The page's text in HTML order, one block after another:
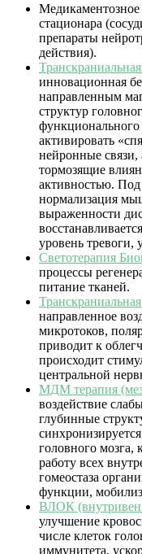
Медикаментозное
стационара
препараты
действия).
инновационная
направленным
структур
функционального
активировать
нейронные связи,
тормозящие
активностью.
нормализация
выраженности
уровень тревоги,
Светотерапия
процессы
питание тканей.
направленное
микротоков,
приводит к
происходит
центральной
МДМ терапия
воздействие
глубинные
головного мозга,
работу всех
гомеостаза
функции,
ВЛОК
улучшение
числе клеток
иммунитета,